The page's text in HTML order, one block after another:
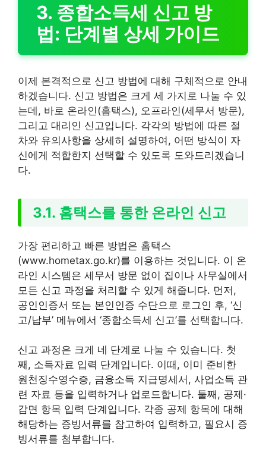
3. 종합소득세 신고 방
법: 단계별 상세 가이드
이제 본격적으로 신고 방법에 대해 구체적으로 안내
하겠습니다. 신고 방법은 크게 세 가지로 나눌 수 있
는데, 바로 온라인(홈택스), 오프라인(세무서 방문),
그리고 대리인 신고입니다. 각각의 방법에 따른 절
차와 유의사항을 상세히 설명하여, 어떤 방식이 자
신에게 적합한지 선택할 수 있도록 도와드리겠습니
다.
3.1. 홈택스를 통한 온라인 신고
가장 편리하고 빠른 방법은 홈택스
(www.hometax.go.kr)를 이용하는 것입니다. 이 온
라인 시스템은 세무서 방문 없이 집이나 사무실에서
모든 신고 과정을 처리할 수 있게 해줍니다. 먼저,
공인인증서 또는 본인인증 수단으로 로그인 후, ‘신
고/납부’ 메뉴에서 ‘종합소득세 신고’를 선택합니다.
신고 과정은 크게 네 단계로 나눌 수 있습니다. 첫
째, 소득자료 입력 단계입니다. 이때, 이미 준비한
원천징수영수증, 금융소득 지급명세서, 사업소득 관
련 자료 등을 입력하거나 업로드합니다. 둘째, 공제·
감면 항목 입력 단계입니다. 각종 공제 항목에 대해
해당하는 증빙서류를 참고하여 입력하고, 필요시 증
빙서류를 첨부합니다.